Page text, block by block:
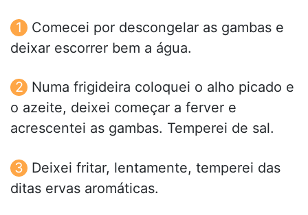
Comecei por descongelar as gambas e
deixar escorrer bem a água.
Numa frigideira coloquei o alho picado e
o azeite, deixei começar a ferver e
acrescentei as gambas. Temperei de sal.
Deixei fritar, lentamente, temperei das
ditas ervas aromáticas.